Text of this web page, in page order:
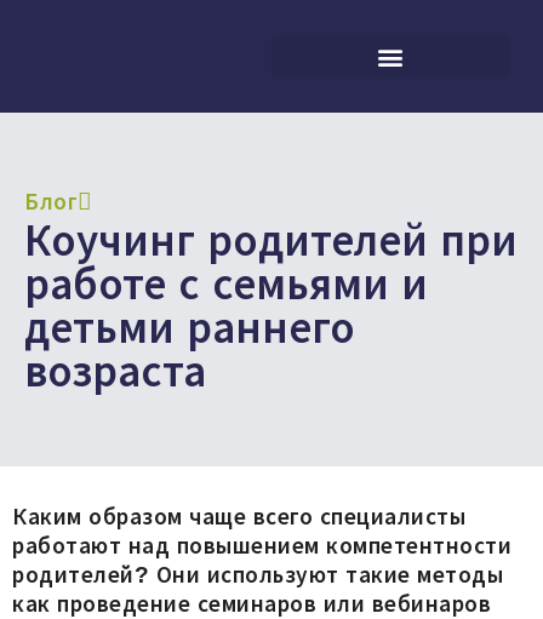
Блог
Коучинг родителей при
работе с семьями и
детьми раннего
возраста
Каким образом чаще всего специалисты
работают над повышением компетентности
родителей? Они используют такие методы
как проведение семинаров или вебинаров